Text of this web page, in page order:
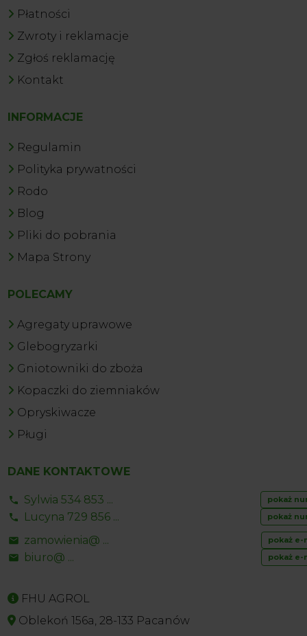
Płatności
Zwroty i reklamacje
Zgłoś reklamację
Kontakt
INFORMACJE
Regulamin
Polityka prywatności
Rodo
Blog
Pliki do pobrania
Mapa Strony
POLECAMY
Agregaty uprawowe
Glebogryzarki
Gniotowniki do zboża
Kopaczki do ziemniaków
Opryskiwacze
Pługi
DANE KONTAKTOWE
Sylwia 534 853 ... pokaż
Lucyna 729 856 ... pokaż
zamowienia@ ... pokaż e-
biuro@ ... pokaż e-
FHU AGROL
Oblekoń 156a, 28-133 Pacanów